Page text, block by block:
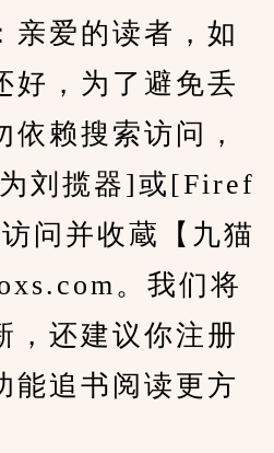
爱的读者，如
好，为了避免丢
赖搜索访问，
刘揽器]或[Firef
问并收蔵【九猫
。我们将
，还建议你注册
能追书阅读更方